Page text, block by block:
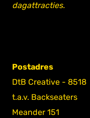
dagattracties.
Postadres
DtB Creative - 8518
t.a.v. Backseaters
Meander 151